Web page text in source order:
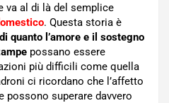
va al di là del semplice
. Questa storia è
quanto l’amore e il sostegno
possano essere
più difficili come quella
ci ricordano che l’affetto
possono superare davvero